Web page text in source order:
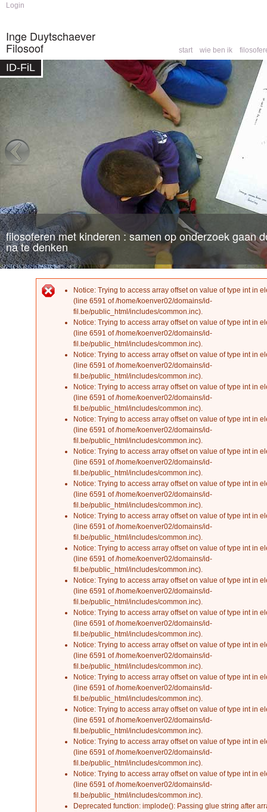
Skip to
Skip to
Login
Inge Duytschaever
Filosoof
Main menu
start wie ben ik
You are here
Home
ID-FiL
filosoferen met kinderen : samen op onderzoek gaan
na te denken
filosofische counseling: een partner om mee te
Error message
Notice: Trying to access array offset on value of type int in
(line 6591 of/home/koenver02/domains/id-
fil.be/public_html/includes/common.inc).
Notice: Trying to access array offset on value of type int in
(line 6591 of/home/koenver02/domains/id-
fil.be/public_html/includes/common.inc).
Notice: Trying to access array offset on value of type int in
(line 6591 of/home/koenver02/domains/id-
fil.be/public_html/includes/common.inc).
Notice: Trying to access array offset on value of type int in
(line 6591 of/home/koenver02/domains/id-
fil.be/public_html/includes/common.inc).
Notice: Trying to access array offset on value of type int in
(line 6591 of/home/koenver02/domains/id-
fil.be/public_html/includes/common.inc).
Notice: Trying to access array offset on value of type int in
(line 6591 of/home/koenver02/domains/id-
fil.be/public_html/includes/common.inc).
Notice: Trying to access array offset on value of type int in
(line 6591 of/home/koenver02/domains/id-
fil.be/public_html/includes/common.inc).
Notice: Trying to access array offset on value of type int in
(line 6591 of/home/koenver02/domains/id-
fil.be/public_html/includes/common.inc).
Notice: Trying to access array offset on value of type int in
(line 6591 of/home/koenver02/domains/id-
fil.be/public_html/includes/common.inc).
Notice: Trying to access array offset on value of type int in
(line 6591 of/home/koenver02/domains/id-
fil.be/public_html/includes/common.inc).
Notice: Trying to access array offset on value of type int in
(line 6591 of/home/koenver02/domains/id-
fil.be/public_html/includes/common.inc).
Notice: Trying to access array offset on value of type int in
(line 6591 of/home/koenver02/domains/id-
fil.be/public_html/includes/common.inc).
Notice: Trying to access array offset on value of type int in
(line 6591 of/home/koenver02/domains/id-
fil.be/public_html/includes/common.inc).
Notice: Trying to access array offset on value of type int in
(line 6591 of/home/koenver02/domains/id-
fil.be/public_html/includes/common.inc).
Notice: Trying to access array offset on value of type int in
(line 6591 of/home/koenver02/domains/id-
fil.be/public_html/includes/common.inc).
Notice: Trying to access array offset on value of type int in
(line 6591 of/home/koenver02/domains/id-
fil.be/public_html/includes/common.inc).
Deprecated function: implode(): Passing glue string after